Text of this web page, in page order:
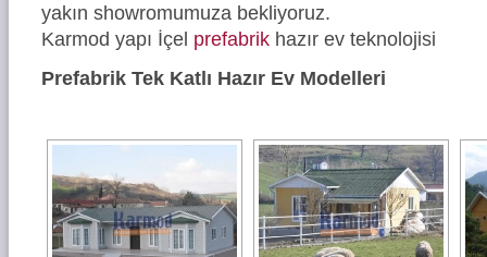
yakın showromumuza bekliyoruz.
Karmod yapı İçel prefabrik hazır ev teknolojisi
Prefabrik Tek Katlı Hazır Ev Modelleri